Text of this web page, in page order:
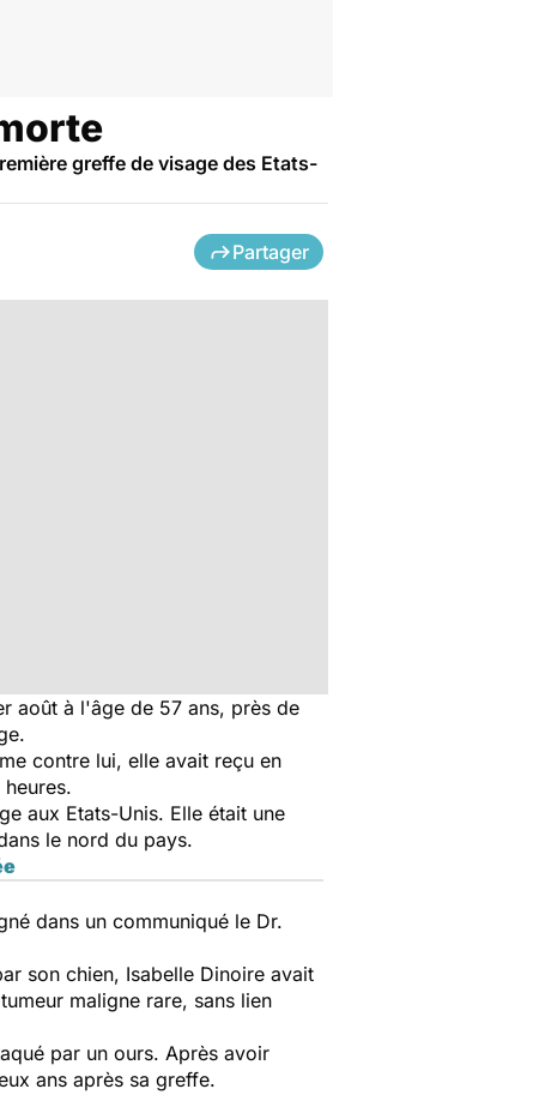
greffe de visage des Etats-
Partager
août à l'âge de 57 ans, près de
contre lui, elle avait reçu en
aux Etats-Unis. Elle était une
le nord du pays.
dans un communiqué le Dr.
son chien, Isabelle Dinoire avait
maligne rare, sans lien
par un ours. Après avoir
ans après sa greffe.